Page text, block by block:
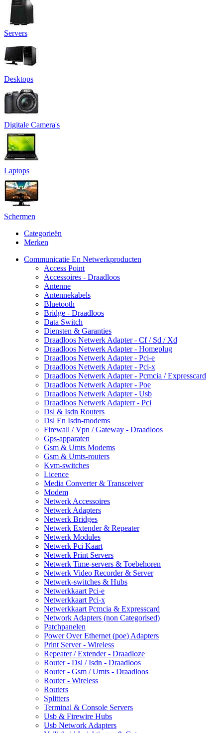
Servers
Desktops
Digitale Camera's
Laptops
Schermen
Categorieën
Merken
Communicatie En Netwerkproducten
Access Point
Accessoires - Draadloos
Antenne
Antennekabels
Bluetooth
Bridge - Draadloos
Data Switch
Diensten & Garanties
Draadloos Netwerk Adapter - Cf / Sd / Xd
Draadloos Netwerk Adapter - Homeplug
Draadloos Netwerk Adapter - Pci-e
Draadloos Netwerk Adapter - Pci-x
Draadloos Netwerk Adapter - Pcmcia / Expresscard
Draadloos Netwerk Adapter - Poe
Draadloos Netwerk Adapter - Usb
Draadloos Netwerk Adapterr - Pci
Dsl & Isdn Routers
Dsl En Isdn-modems
Firewall / Vpn / Gateway - Draadloos
Gps-apparaten
Gsm & Umts Modems
Gsm & Umts-routers
Kvm-switches
Licence
Media Converter & Transceiver
Modem
Netwerk Accessoires
Netwerk Adapters
Netwerk Bridges
Netwerk Extender & Repeater
Netwerk Modules
Netwerk Pci Kaart
Netwerk Print Servers
Netwerk Time-servers & Toebehoren
Netwerk Video Recorder & Server
Netwerk-switches & Hubs
Netwerkkaart Pci-e
Netwerkkaart Pci-x
Netwerkkaart Pcmcia & Expresscard
Network Adapters (non Categorised)
Patchpanelen
Power Over Ethernet (poe) Adapters
Print Server - Wireless
Repeater / Extender - Draadloze
Router - Dsl / Isdn - Draadloos
Router - Gsm / Umts - Draadloos
Router - Wireless
Routers
Splitters
Terminal & Console Servers
Usb & Firewire Hubs
Usb Network Adapters